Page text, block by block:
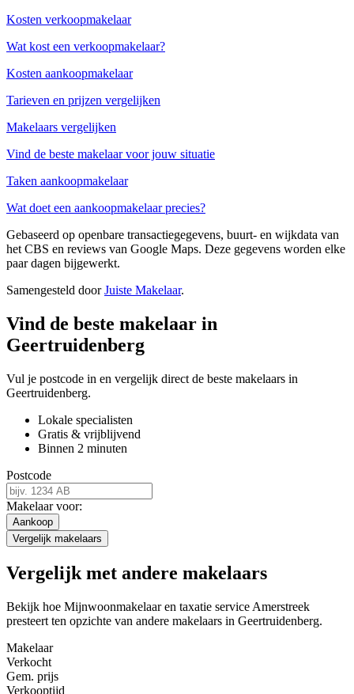
Kosten verkoopmakelaar
Wat kost een verkoopmakelaar?
Kosten aankoopmakelaar
Tarieven en prijzen vergelijken
Makelaars vergelijken
Vind de beste makelaar voor jouw situatie
Taken aankoopmakelaar
Wat doet een aankoopmakelaar precies?
Gebaseerd op openbare transactiegegevens, buurt- en wijkdata van
het CBS en reviews van Google Maps. Deze gegevens worden elke
paar dagen bijgewerkt.
Samengesteld doorJuiste Makelaar.
Vind de beste makelaar in
Geertruidenberg
Vul je postcode in en vergelijk direct de beste makelaars in
Geertruidenberg.
Lokale specialisten
Gratis & vrijblijvend
Binnen 2 minuten
Postcode
Makelaar voor:
Aankoop
Vergelijk makelaars
Vergelijk met andere makelaars
Bekijk hoe Mijnwoonmakelaar en taxatie service Amerstreek
presteert ten opzichte van andere makelaars in Geertruidenberg.
Makelaar
Verkocht
Gem. prijs
Verkooptijd